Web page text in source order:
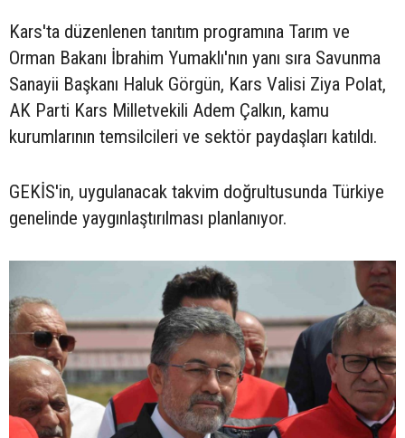
Kars'ta düzenlenen tanıtım programına Tarım ve
Orman Bakanı İbrahim Yumaklı'nın yanı sıra Savunma
Sanayii Başkanı Haluk Görgün, Kars Valisi Ziya Polat,
AK Parti Kars Milletvekili Adem Çalkın, kamu
kurumlarının temsilcileri ve sektör paydaşları katıldı.
GEKİS'in, uygulanacak takvim doğrultusunda Türkiye
genelinde yaygınlaştırılması planlanıyor.